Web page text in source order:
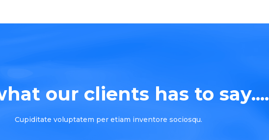
our clients has to say....
Cupiditate voluptatem per etiam inventore sociosqu.